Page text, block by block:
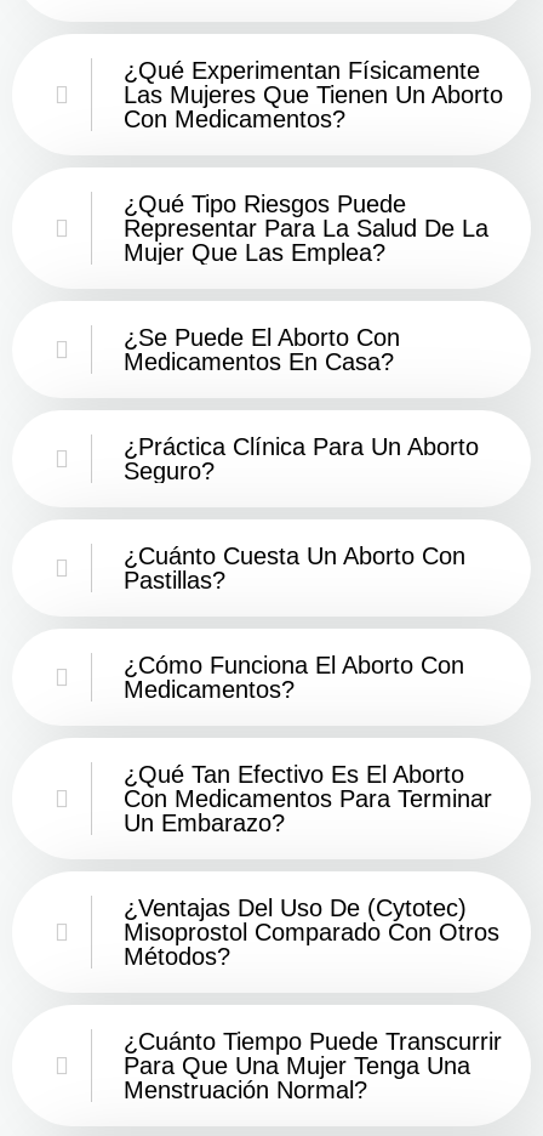
¿Qué Experimentan Físicamente
Las Mujeres Que Tienen Un Aborto
Con Medicamentos?
¿Qué Tipo Riesgos Puede
Representar Para La Salud De La
Mujer Que Las Emplea?
¿Se Puede El Aborto Con
Medicamentos En Casa?
¿Práctica Clínica Para Un Aborto
Seguro?
¿Cuánto Cuesta Un Aborto Con
Pastillas?
¿Cómo Funciona El Aborto Con
Medicamentos?
¿Qué Tan Efectivo Es El Aborto
Con Medicamentos Para Terminar
Un Embarazo?
¿Ventajas Del Uso De (Cytotec)
Misoprostol Comparado Con Otros
Métodos?
¿Cuánto Tiempo Puede Transcurrir
Para Que Una Mujer Tenga Una
Menstruación Normal?